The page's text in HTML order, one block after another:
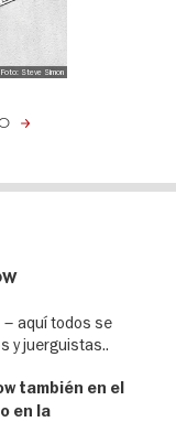
Steve Simon
– aquí todos se
y juerguistas..
también en el
en la